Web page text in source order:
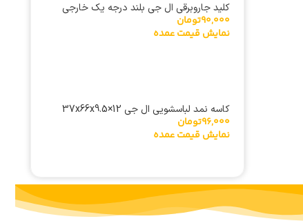
کلید جاروبرقی ال جی بلند درجه یک خارجی
90,000تومان
نمایش قیمت عمده
کاسه نمد لباسشویی ال جی 37x66x9.5×12
96,000تومان
نمایش قیمت عمده